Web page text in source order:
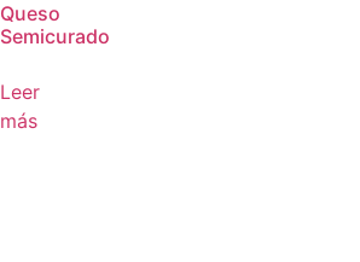
Queso
Semicurado
Leer
más